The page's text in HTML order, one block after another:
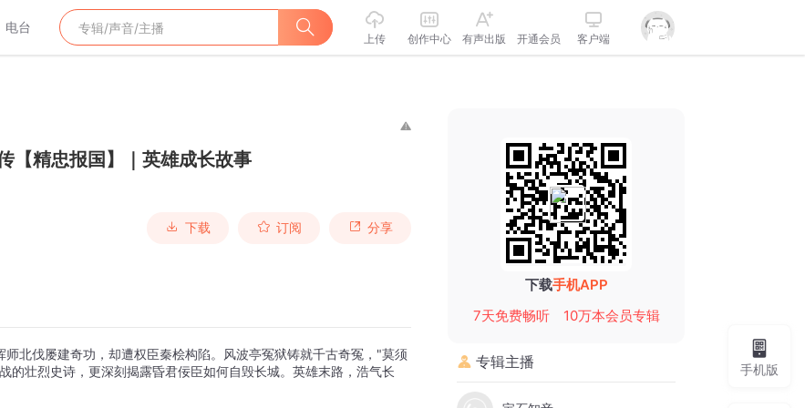
电台
上传 创作中心 有声出版 开通会员 客户端
【精忠报国】｜英雄成长故事
下载 订阅 分享
北伐屡建奇功，却遭权臣秦桧构陷。风波亭冤狱铸就千古奇冤，"莫须
的壮烈史诗，更深刻揭露昏君佞臣如何自毁长城。英雄末路，浩气长
下载手机APP
7天免费畅听
10万本会员专辑
专辑主播 手机版